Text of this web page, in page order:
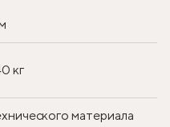
кг
материала